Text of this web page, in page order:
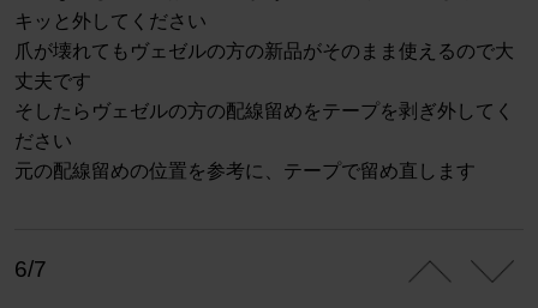
キッと外してください
爪が壊れてもヴェゼルの方の新品がそのまま使えるので大
丈夫です
そしたらヴェゼルの方の配線留めをテープを剥ぎ外してく
ださい
元の配線留めの位置を参考に、テープで留め直します
6/7